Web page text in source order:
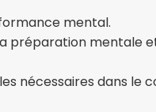
mental.
préparation mentale
nécessaires dans le